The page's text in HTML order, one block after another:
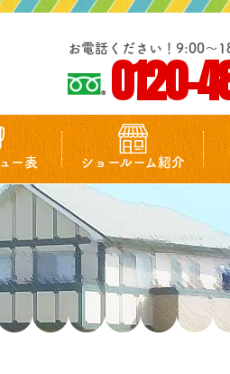
お電話ください！9:00～
0120-
ー表 ショールーム紹介